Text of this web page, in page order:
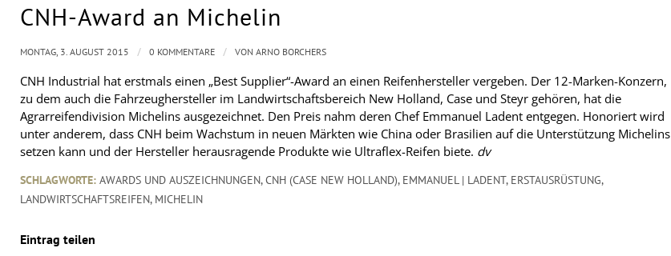
CNH-Award an Michelin
CNH Industrial hat erstmals einen „Best Supplier“-Award an einen Reifenhersteller vergeben. Der 12-Marken-Konzern,
zu dem auch die Fahrzeughersteller im Landwirtschaftsbereich New Holland, Case und Steyr gehören, hat die
Agrarreifendivision Michelins ausgezeichnet. Den Preis nahm deren Chef Emmanuel Ladent entgegen. Honoriert wird
unter anderem, dass CNH beim Wachstum in neuen Märkten wie China oder Brasilien auf die Unterstützung Michelins
setzen kann und der Hersteller herausragende Produkte wie Ultraflex-Reifen biete. dv
MONTAG, 3. AUGUST 2015 / 0 KOMMENTARE / VON ARNO BORCHERS
SCHLAGWORTE: AWARDS UND AUSZEICHNUNGEN,CNH (CASE NEW HOLLAND), EMMANUEL | LADENT, ERSTAUSRÜSTUNG,
LANDWIRTSCHAFTSREIFEN, MICHELIN
Eintrag teilen